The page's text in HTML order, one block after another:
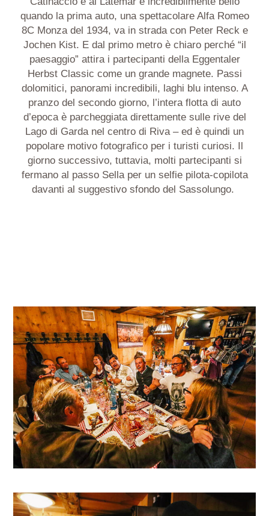
quando la prima auto, una spettacolare Alfa Romeo
8C Monza del 1934, va in strada con Peter Reck e
Jochen Kist. E dal primo metro è chiaro perché “il
paesaggio” attira i partecipanti della Eggentaler
Herbst Classic come un grande magnete. Passi
dolomitici, panorami incredibili, laghi blu intenso. A
pranzo del secondo giorno, l’intera flotta di auto
d’epoca è parcheggiata direttamente sulle rive del
Lago di Garda nel centro di Riva – ed è quindi un
popolare motivo fotografico per i turisti curiosi. Il
giorno successivo, tuttavia, molti partecipanti si
fermano al passo Sella per un selfie pilota-copilota
davanti al suggestivo sfondo del Sassolungo.